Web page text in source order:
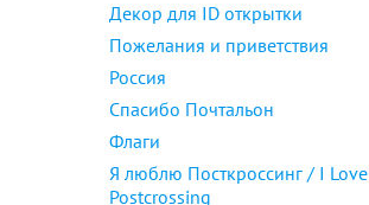
Декор для ID открытки
Пожелания и приветствия
Россия
Спасибо Почтальон
Флаги
Я люблю Посткроссинг / I Love
Postcrossing